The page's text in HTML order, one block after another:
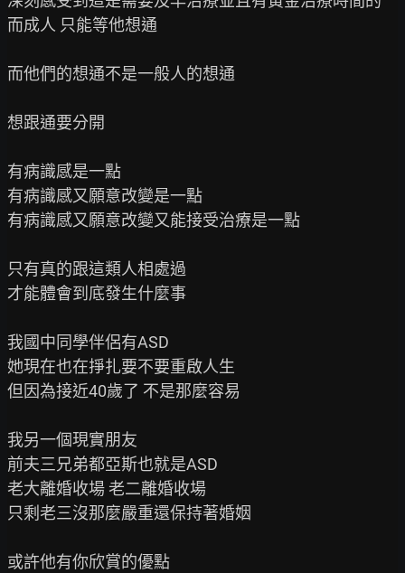
而成人 只能等他想通
而他們的想通不是一般人的想通
想跟通要分開
有病識感是一點
有病識感又願意改變是一點
有病識感又願意改變又能接受治療是一點
只有真的跟這類人相處過
才能體會到底發生什麼事
我國中同學伴侶有ASD
她現在也在掙扎要不要重啟人生
但因為接近40歲了 不是那麼容易
我另一個現實朋友
前夫三兄弟都亞斯也就是ASD
老大離婚收場 老二離婚收場
只剩老三沒那麼嚴重還保持著婚姻
或許他有你欣賞的優點